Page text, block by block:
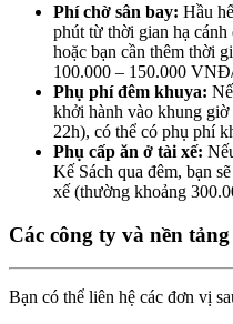
Phí chờ sân bay: Hầu
phút từ thời gian hạ
hoặc bạn cần thêm thời
100.000 – 150.000
Phụ phí đêm khuya:
khởi hành vào khung giờ
22h), có thể có phụ phí
Phụ cấp ăn ở tài xế:
Kế Sách qua đêm, bạn
xế (thường khoảng
Các công ty và nền
Bạn có thể liên hệ các đơn vị